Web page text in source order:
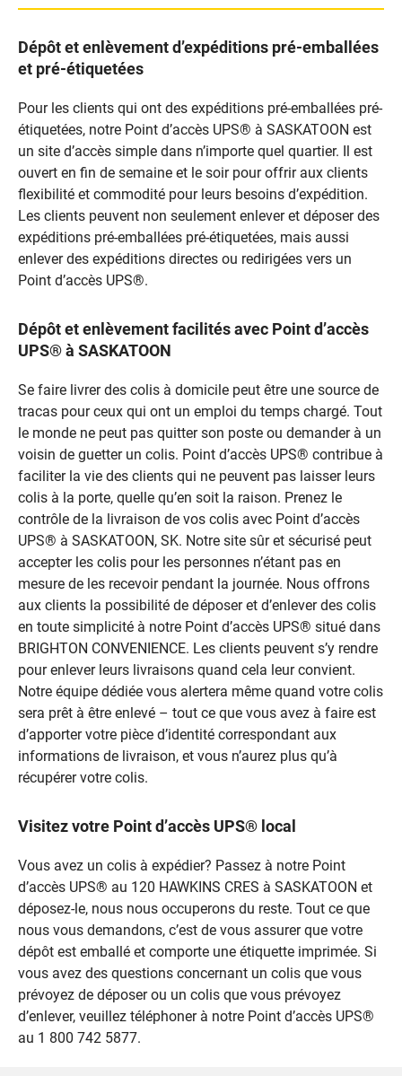
Dépôt et enlèvement d’expéditions pré-emballées
et pré-étiquetées
Pour les clients qui ont des expéditions pré-emballées pré-
étiquetées, notre Point d’accès UPS® à SASKATOON est
un site d’accès simple dans n’importe quel quartier. Il est
ouvert en fin de semaine et le soir pour offrir aux clients
flexibilité et commodité pour leurs besoins d’expédition.
Les clients peuvent non seulement enlever et déposer des
expéditions pré-emballées pré-étiquetées, mais aussi
enlever des expéditions directes ou redirigées vers un
Point d’accès UPS®.
Dépôt et enlèvement facilités avec Point d’accès
UPS® à SASKATOON
Se faire livrer des colis à domicile peut être une source de
tracas pour ceux qui ont un emploi du temps chargé. Tout
le monde ne peut pas quitter son poste ou demander à un
voisin de guetter un colis. Point d’accès UPS® contribue à
faciliter la vie des clients qui ne peuvent pas laisser leurs
colis à la porte, quelle qu’en soit la raison. Prenez le
contrôle de la livraison de vos colis avec Point d’accès
UPS® à SASKATOON, SK. Notre site sûr et sécurisé peut
accepter les colis pour les personnes n’étant pas en
mesure de les recevoir pendant la journée. Nous offrons
aux clients la possibilité de déposer et d’enlever des colis
en toute simplicité à notre Point d’accès UPS® situé dans
BRIGHTON CONVENIENCE. Les clients peuvent s’y rendre
pour enlever leurs livraisons quand cela leur convient.
Notre équipe dédiée vous alertera même quand votre colis
sera prêt à être enlevé – tout ce que vous avez à faire est
d’apporter votre pièce d’identité correspondant aux
informations de livraison, et vous n’aurez plus qu’à
récupérer votre colis.
Visitez votre Point d’accès UPS® local
Vous avez un colis à expédier? Passez à notre Point
d’accès UPS® au 120 HAWKINS CRES à SASKATOON et
déposez-le, nous nous occuperons du reste. Tout ce que
nous vous demandons, c’est de vous assurer que votre
dépôt est emballé et comporte une étiquette imprimée. Si
vous avez des questions concernant un colis que vous
prévoyez de déposer ou un colis que vous prévoyez
d’enlever, veuillez téléphoner à notre Point d’accès UPS®
au 1 800 742 5877.